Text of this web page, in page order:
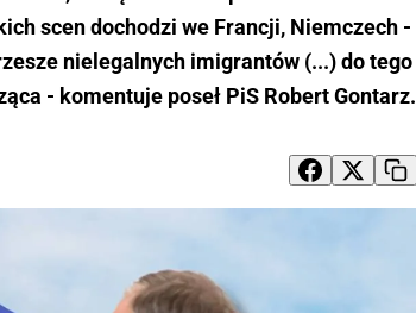
scen dochodzi we Francji, Niemczech -
nielegalnych imigrantów (...) do tego
- komentuje poseł PiS Robert Gontarz.